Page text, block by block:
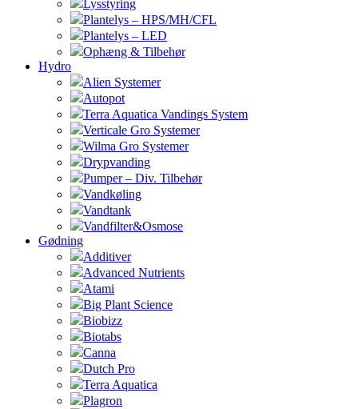
Lysstyring
Plantelys – HPS/MH/CFL
Plantelys – LED
Ophæng & Tilbehør
Hydro
Alien Systemer
Autopot
Terra Aquatica Vandings System
Verticale Gro Systemer
Wilma Gro Systemer
Drypvanding
Pumper – Div. Tilbehør
Vandkøling
Vandtank
Vandfilter&Osmose
Gødning
Additiver
Advanced Nutrients
Atami
Big Plant Science
Biobizz
Biotabs
Canna
Dutch Pro
Terra Aquatica
Plagron